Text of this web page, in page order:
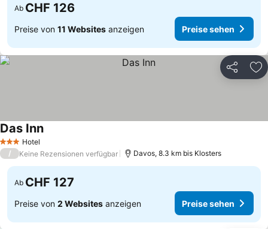
Ab CHF 126
Preise von 11 Websites anzeigen Preise sehen
Teilen
3 SterneHotel
Das Inn
/ Keine Rezensionen verfügbar Davos, 8.3 km bis Klosters
Ab CHF 127
Preise von 2 Websites anzeigen Preise sehen